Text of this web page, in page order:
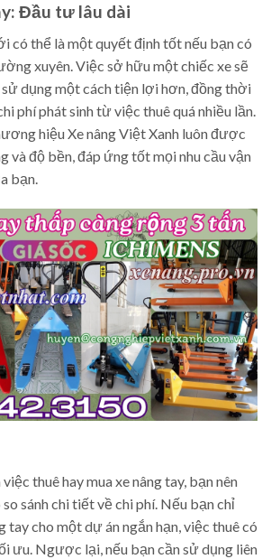
Đầu tư lâu dài
có thể là một quyết định tốt nếu bạn có
xuyên. Việc sở hữu một chiếc xe sẽ
dụng một cách tiện lợi hơn, đồng thời
phí phát sinh từ việc thuê quá nhiều lần.
hiệu Xe nâng Việt Xanh luôn được
và độ bền, đáp ứng tốt mọi nhu cầu vận
bạn.
thuê hay mua xe nâng tay, bạn nên
sánh chi tiết về chi phí. Nếu bạn chỉ
tay cho một dự án ngắn hạn, việc thuê có
ưu. Ngược lại, nếu bạn cần sử dụng liên